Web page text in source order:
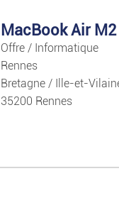
MacBook Air
Offre / Informatique
Rennes
Bretagne / Ille-et-
35200 Rennes